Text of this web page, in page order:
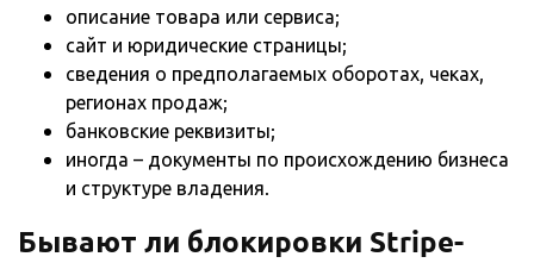
описание товара или сервиса;
сайт и юридические страницы;
сведения о предполагаемых оборотах, чеках,
регионах продаж;
банковские реквизиты;
иногда – документы по происхождению бизнеса
и структуре владения.
Бывают ли блокировки Stripe-